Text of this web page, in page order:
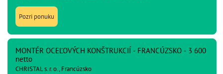
Pozri ponuku
MONTÉR OCEĽOVÝCH KONŠTRUKCIÍ - FRANCÚZSKO - 3 600
netto
CHRISTAL s. r. o., Francúzsko